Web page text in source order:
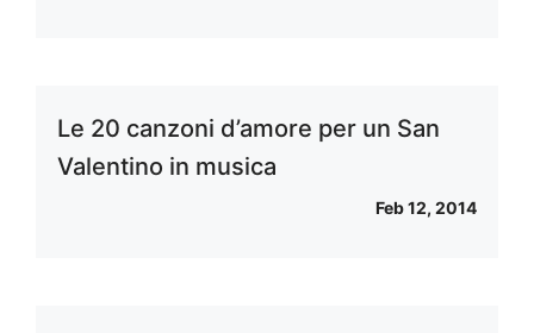
Le 20 canzoni d’amore per un San
Valentino in musica
Feb 12, 2014